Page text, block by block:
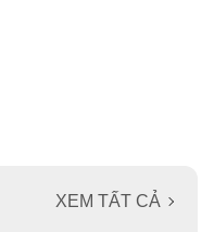
XEM TẤT CẢ